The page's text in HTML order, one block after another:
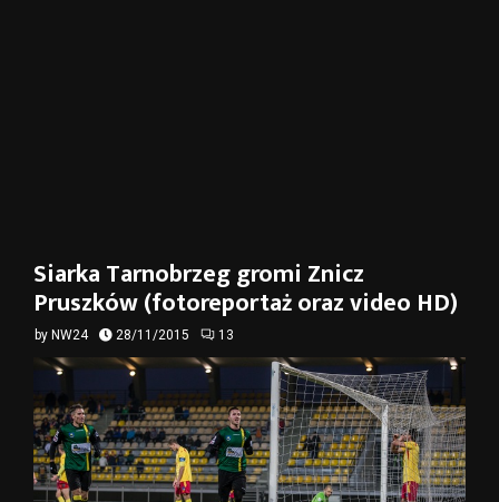
Siarka Tarnobrzeg gromi Znicz
Pruszków (fotoreportaż oraz video HD)
by NW24 28/11/2015 13